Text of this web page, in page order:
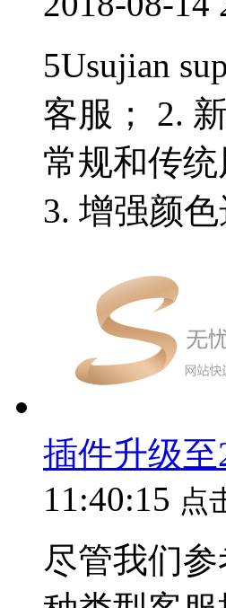
5Usujian
客服； 2.
常规和传
3. 增强颜
插件升级
11:40:15 点
尽管我们